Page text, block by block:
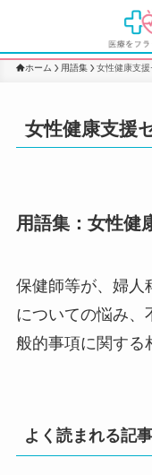
ホーム 用語集 女性健康支
女性健康支援
用語集：女性健
保健師等が、婦人
についての悩み、
般的事項に関する
よく読まれる記事